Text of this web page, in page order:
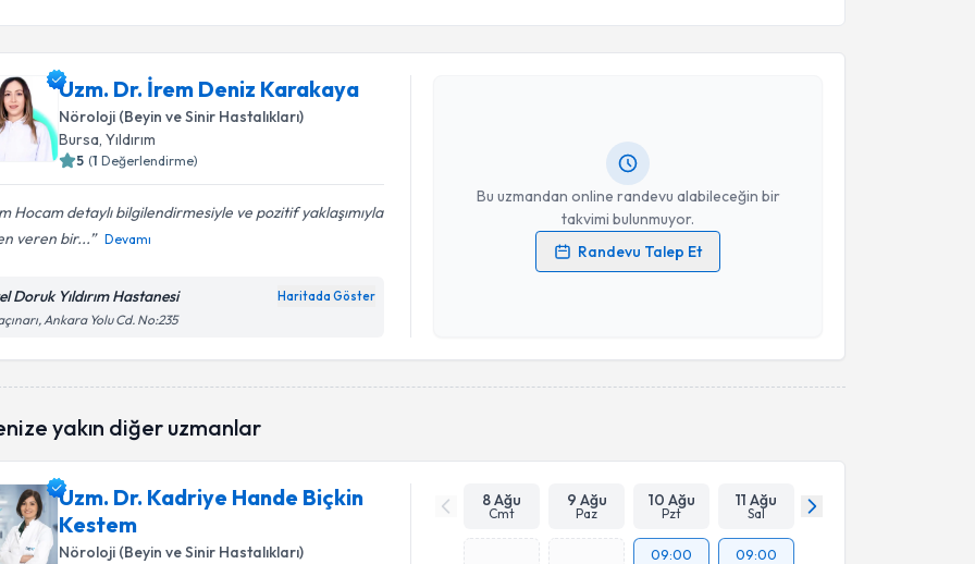
Uzm. Dr. İrem Deniz Karakaya
Nöroloji (Beyin ve Sinir Hastalıkları)
Bursa, Yıldırım
5 (1 Değerlendirme)
Hocam detaylı bilgilendirmesiyle ve pozitif yaklaşımıyla
veren bir...
Devamı
Doruk Yıldırım Hastanesi Haritada Göster
Ankara Yolu Cd. No:235
Bu uzmandan online randevu alabileceğin bir
takvimi bulunmuyor.
Randevu Talep Et
Uzm. Dr. İrem Deniz Karakaya
Kişisel verilerimin işlenmesine ilişkinAydınlatma Metni
Takvim Talebini Gönder
yakın diğer uzmanlar
Uzm. Dr. Kadriye Hande Biçkin
Kestem
Nöroloji (Beyin ve Sinir Hastalıkları)
8 Ağu
Cmt
9 Ağu
Paz
10 Ağu
Pzt
11 Ağu
Sal
09:00
09:00